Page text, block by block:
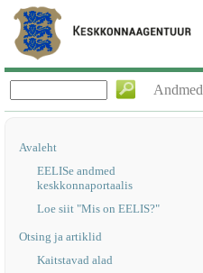
Andmed
Avaleht
EELISe andmed
keskkonnaportaalis
Loe siit "Mis on EELIS?"
Otsing ja artiklid
Kaitstavad alad